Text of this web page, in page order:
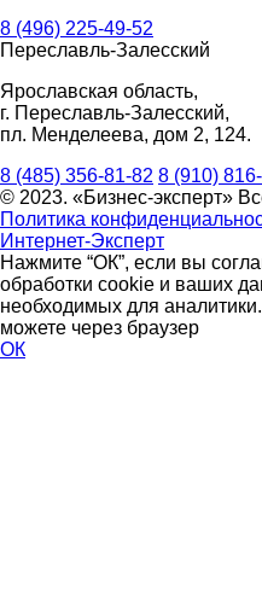
8 (496) 225-49-52
Переславль-Залесский
Ярославская область,
г. Переславль-Залесский,
пл. Менделеева, дом 2, 124.
8 (485) 356-81-82 8 (910)
© 2023. «Бизнес-эксперт»
Политика
Интернет-Эксперт
Нажмите “ОК”, если вы
обработки cookie и ваших
необходимых для
можете через браузер
ОК